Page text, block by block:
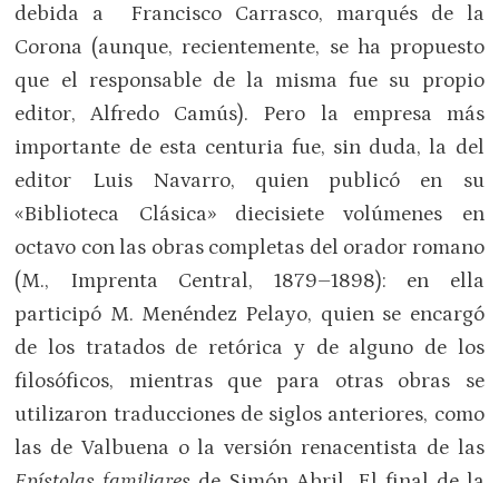
debida a
Francisco Carrasco, marqués de la
Corona (aunque, recientemente, se ha propuesto
que el responsable de la misma fue su propio
editor, Alfredo Camús). Pero la empresa más
importante de esta centuria fue, sin duda, la del
editor Luis Navarro, quien publicó en su
«Biblioteca Clásica» diecisiete volúmenes en
octavo con las obras completas del orador romano
(M., Imprenta Central, 1879–1898): en ella
participó M. Menéndez Pelayo, quien se encargó
de los tratados de retórica y de alguno de los
filosóficos, mientras que para otras obras se
utilizaron traducciones de siglos anteriores, como
las de Valbuena o la versión renacentista de las